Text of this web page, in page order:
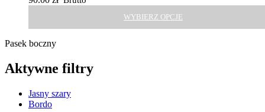
WYBIERZ OPCJE
Pasek boczny
Aktywne filtry
Jasny szary
Bordo